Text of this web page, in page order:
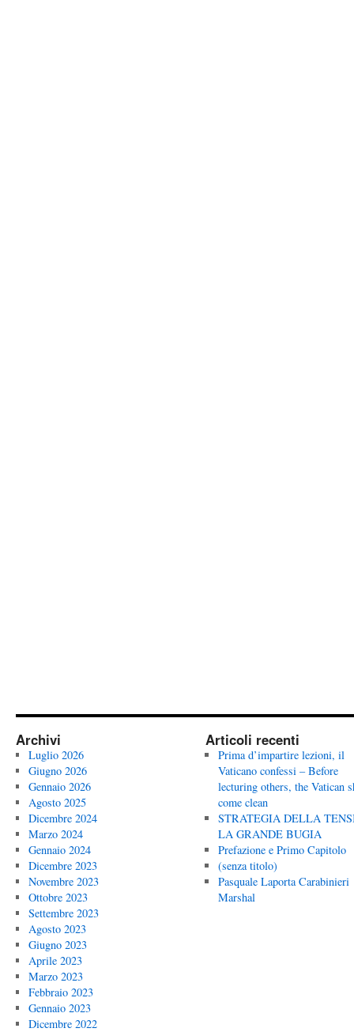
Archivi
Luglio 2026
Giugno 2026
Gennaio 2026
Agosto 2025
Dicembre 2024
Marzo 2024
Gennaio 2024
Dicembre 2023
Novembre 2023
Ottobre 2023
Settembre 2023
Agosto 2023
Giugno 2023
Aprile 2023
Marzo 2023
Febbraio 2023
Gennaio 2023
Dicembre 2022
Articoli recenti
Prima d’impartire lezioni, il
Vaticano confessi – Before
lecturing others, the Vatican
come clean
STRATEGIA DELLA
LA GRANDE BUGIA
Prefazione e Primo Capitolo
(senza titolo)
Pasquale Laporta Carabinieri
Marshal